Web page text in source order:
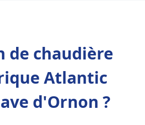
de chaudière
Atlantic
d'Ornon ?